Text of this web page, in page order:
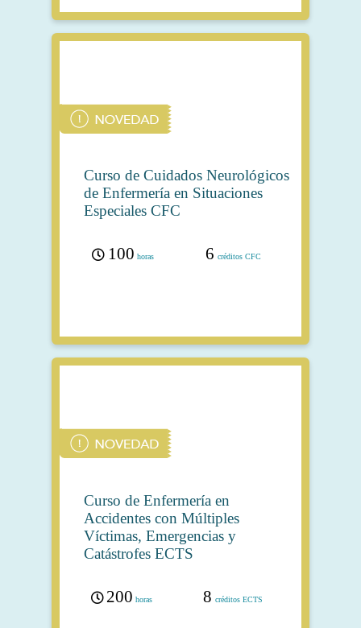
Curso de Cuidados Neurológicos
de Enfermería en Situaciones
Especiales CFC
100 horas 6 créditos CFC
Curso de Enfermería en
Accidentes con Múltiples
Víctimas, Emergencias y
Catástrofes ECTS
200 horas 8 créditos ECTS